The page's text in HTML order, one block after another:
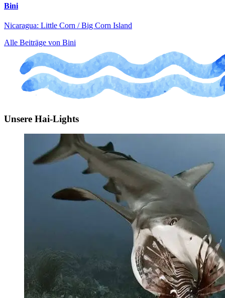
Bini
Nicaragua: Little Corn / Big Corn Island
Alle Beiträge von Bini
Unsere Hai-Lights